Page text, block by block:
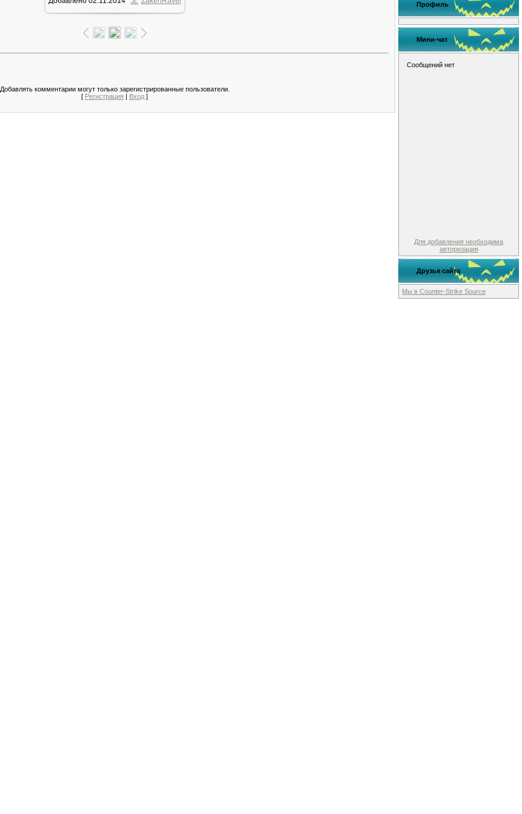
81.9Kb
Добавлять комментарии могут только зарегистрированные пользователи.
[ Регистрация | Вход ]
Профиль
Мини-чат
Для добавления необходима
авторизация
Друзья сайта
Мы в Counter-Strike Source